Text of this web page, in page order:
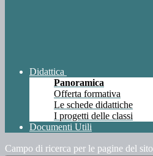
Didattica
Panoramica
Offerta formativa
Le schede didattiche
I progetti delle classi
Documenti Utili
Campo di ricerca per le pagine del sito